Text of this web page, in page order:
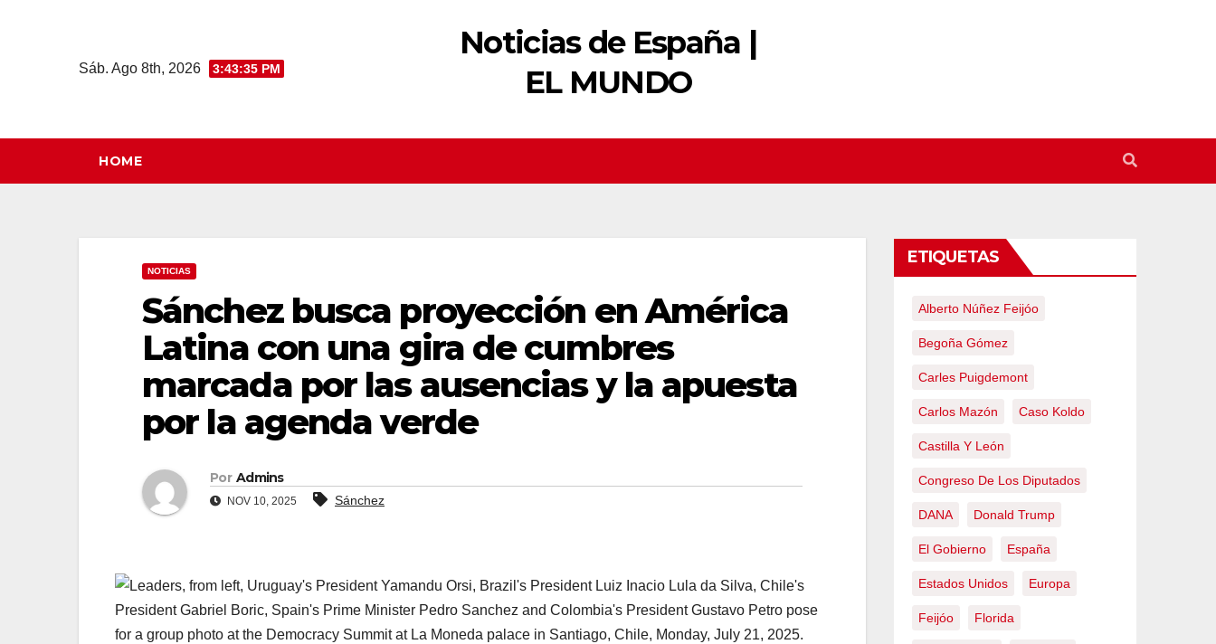
Sáb. Ago 8th, 2026 3:43:36 PM
Noticias de España |
EL MUNDO
HOME
NOTICIAS
Sánchez busca proyección en América
Latina con una gira de cumbres
marcada por las ausencias y la apuesta
por la agenda verde
Por Admins
NOV 10, 2025 Sánchez
ETIQUETAS
Alberto Núñez Feijóo
Begoña Gómez
Carles Puigdemont
Carlos Mazón Caso Koldo
Castilla Y León
Congreso De Los Diputados
DANA Donald Trump
El Gobierno España
Estados Unidos Europa
Feijóo Florida